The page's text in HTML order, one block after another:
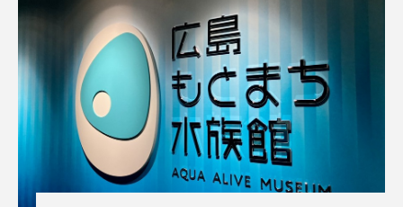
ミカヅキノエボシ
ミナミギンガメアジ ミナミヌマエビ
ミナミハタンポ ミナミメダカ
ミンククジラ ムチカラマツ ムツ
メガロドン メギス